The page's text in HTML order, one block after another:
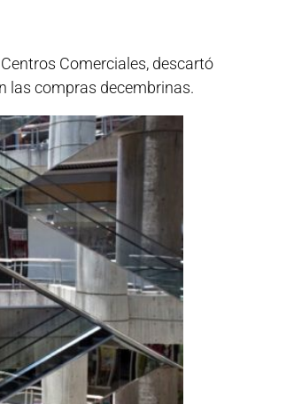
Comerciales, descartó
las compras decembrinas.